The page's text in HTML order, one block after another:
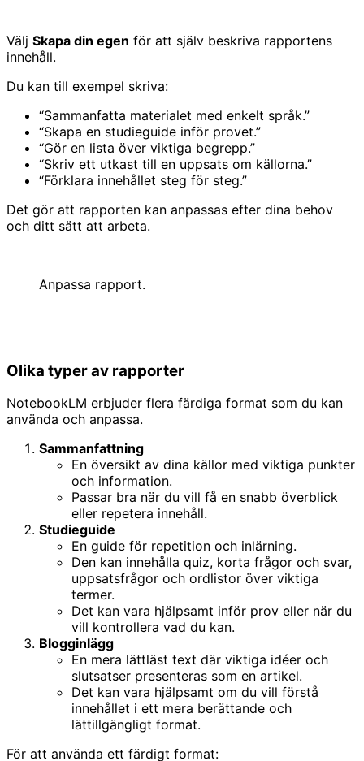
Välj Skapa din egen för att själv beskriva rapportens
innehåll.
Du kan till exempel skriva:
“Sammanfatta materialet med enkelt språk.”
“Skapa en studieguide inför provet.”
“Gör en lista över viktiga begrepp.”
“Skriv ett utkast till en uppsats om källorna.”
“Förklara innehållet steg för steg.”
Det gör att rapporten kan anpassas efter dina behov
och ditt sätt att arbeta.
Anpassa rapport.
Olika typer av rapporter
NotebookLM erbjuder flera färdiga format som du kan
använda och anpassa.
Sammanfattning
En översikt av dina källor med viktiga punkter
och information.
Passar bra när du vill få en snabb överblick
eller repetera innehåll.
Studieguide
En guide för repetition och inlärning.
Den kan innehålla quiz, korta frågor och svar,
uppsatsfrågor och ordlistor över viktiga
termer.
Det kan vara hjälpsamt inför prov eller när du
vill kontrollera vad du kan.
Blogginlägg
En mera lättläst text där viktiga idéer och
slutsatser presenteras som en artikel.
Det kan vara hjälpsamt om du vill förstå
innehållet i ett mera berättande och
lättillgängligt format.
För att använda ett färdigt format: